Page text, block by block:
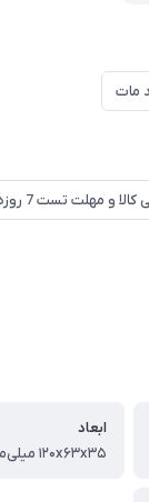
مات
و مهلت تست 7 روزه
ابعاد
۱۲۰x۶۳x۳۵ میلی‌متر